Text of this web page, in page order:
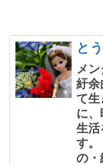
と
メ
紆余
て生
に
生活
す
の